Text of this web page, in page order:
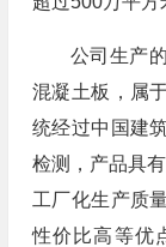
公司生产
混凝土板，属
统经过中国建
检测，产品具
工厂化生产质
性价比高等优